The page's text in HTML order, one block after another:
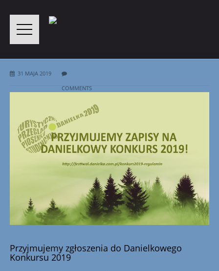
31 MAJA 2019
COMMENTS
Przyjmujemy zgłoszenia do Danielkowego
Konkursu 2019